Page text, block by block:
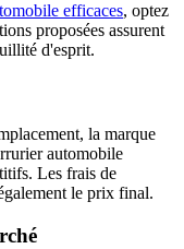
efficaces, optez
proposées assurent
d'esprit.
la marque
automobile
Les frais de
le prix final.